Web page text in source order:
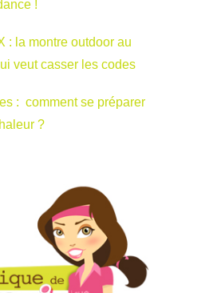
!
: la montre outdoor au
veut casser les codes
: comment se préparer
?